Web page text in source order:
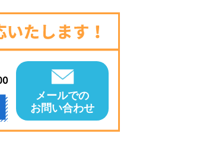
メールでの
お問い合わせ